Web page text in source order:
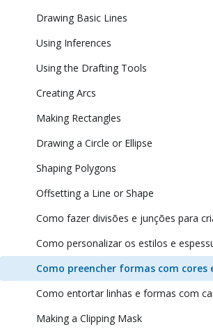
Drawing Basic Lines
Using Inferences
Using the Drafting Tools
Creating Arcs
Making Rectangles
Drawing a Circle or Ellipse
Shaping Polygons
Offsetting a Line or Shape
Como personalizar os estilos e
Como preencher formas com cores
Como entortar linhas e formas com
Making a Clipping Mask